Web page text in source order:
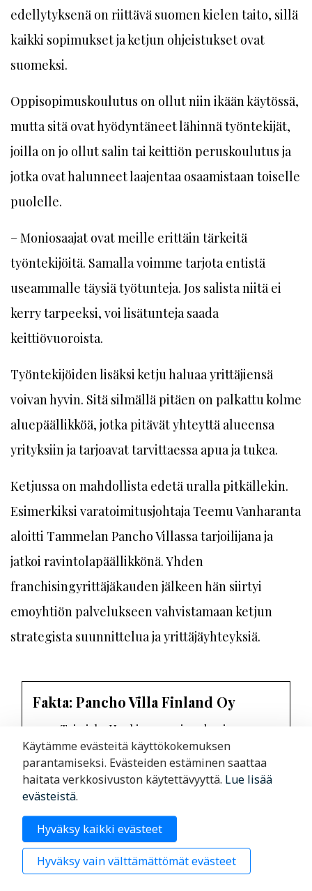
edellytyksenä on riittävä suomen kielen taito, sillä
kaikki sopimukset ja ketjun ohjeistukset ovat
suomeksi.
Oppisopimuskoulutus on ollut niin ikään käytössä,
mutta sitä ovat hyödyntäneet lähinnä työntekijät,
joilla on jo ollut salin tai keittiön peruskoulutus ja
jotka ovat halunneet laajentaa osaamistaan toiselle
puolelle.
– Moniosaajat ovat meille erittäin tärkeitä
työntekijöitä. Samalla voimme tarjota entistä
useammalle täysiä työtunteja. Jos salista niitä ei
kerry tarpeeksi, voi lisätunteja saada
keittiövuoroista.
Työntekijöiden lisäksi ketju haluaa yrittäjiensä
voivan hyvin. Sitä silmällä pitäen on palkattu kolme
aluepäällikköä, jotka pitävät yhteyttä alueensa
yrityksiin ja tarjoavat tarvittaessa apua ja tukea.
Ketjussa on mahdollista edetä uralla pitkällekin.
Esimerkiksi varatoimitusjohtaja Teemu Vanharanta
aloitti Tammelan Pancho Villassa tarjoilijana ja
jatkoi ravintolapäällikkönä. Yhden
franchisingyrittäjäkauden jälkeen hän siirtyi
emoyhtiön palvelukseen vahvistamaan ketjun
strategista suunnittelua ja yrittäjäyhteyksiä.
Fakta: Pancho Villa Finland Oy
Toimiala: Henkisen omaisuuden ja
vastaavien tuotteiden leasing/ franchising
Liikevaihto 2023: 3,7 miljoonaa euroa
Liiketulos 2023: 2,56 miljoonaa euroa
Omistaja: Jari Havusalmi
Varatoimitusjohtaja: Teemu Vanharanta
Käytämme evästeitä käyttökokemuksen
parantamiseksi. Evästeiden estäminen saattaa
haitata verkkosivuston käytettävyyttä. Lue lisää
evästeistä.
Hyväksy kaikki evästeet
Hyväksy vain välttämättömät evästeet